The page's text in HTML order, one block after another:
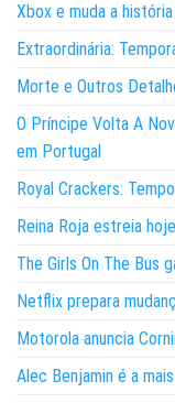
Xbox e muda a
Extraordinária:
Morte e Outros
O Príncipe Volta A
em Portugal
Royal Crackers:
Reina Roja estreia
The Girls On The Bus
Netflix prepara
Motorola anuncia
Alec Benjamin é a